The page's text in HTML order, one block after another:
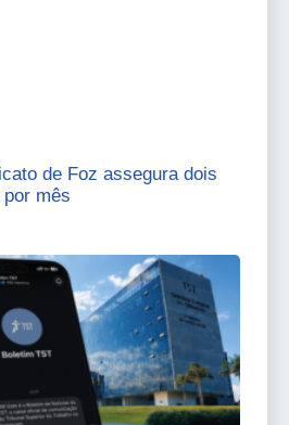
de Foz assegura dois
mês